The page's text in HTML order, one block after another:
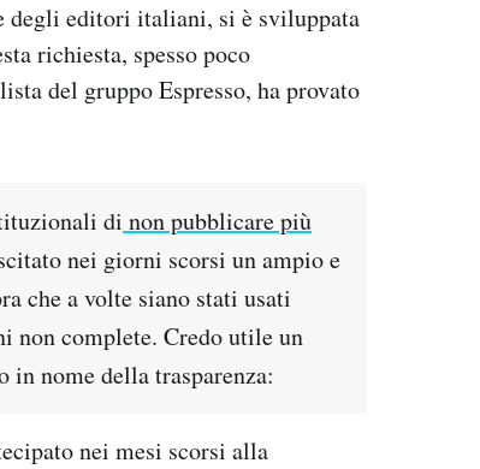
degli editori italiani, si è sviluppata
richiesta, spesso poco
del gruppo Espresso, ha provato
di non pubblicare più
nei giorni scorsi un ampio e
che a volte siano stati usati
non complete. Credo utile un
in nome della trasparenza:
nei mesi scorsi alla